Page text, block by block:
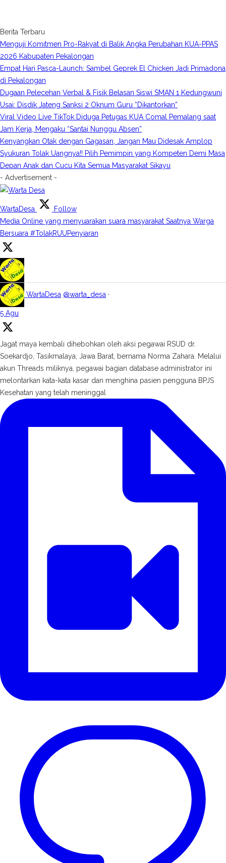
Berita Terbaru
Menguji Komitmen Pro-Rakyat di Balik Angka Perubahan KUA-PPAS
2026 Kabupaten Pekalongan
Empat Hari Pasca-Launch: Sambel Geprek El Chicken Jadi Primadona
di Pekalongan
Dugaan Pelecehan Verbal & Fisik Belasan Siswi SMAN 1 Kedungwuni
Usai: Disdik Jateng Sanksi 2 Oknum Guru “Dikantorkan”
Viral Video Live TikTok Diduga Petugas KUA Comal Pemalang saat
Jam Kerja, Mengaku “Santai Nunggu Absen”
Kenyangkan Otak dengan Gagasan, Jangan Mau Didesak Amplop
Syukuran Tolak Uangnya!! Pilih Pemimpin yang Kompeten Demi Masa
Depan Anak dan Cucu Kita Semua Masyarakat Sikayu
- Advertisement -
WartaDesa
Follow
Media Online yang menyuarakan suara masyarakat Saatnya Warga
Bersuara #TolakRUUPenyiaran
WartaDesa @warta_desa ·
5 Agu
Jagat maya kembali dihebohkan oleh aksi pegawai RSUD dr.
Soekardjo, Tasikmalaya, Jawa Barat, bernama Norma Zahara. Melalui
akun Threads miliknya, pegawai bagian database administrator ini
melontarkan kata-kata kasar dan menghina pasien pengguna BPJS
Kesehatan yang telah meninggal